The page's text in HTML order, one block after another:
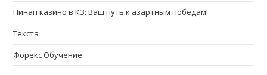
Пинап казино в КЗ: Ваш путь к азартным победам!
Текста
Форекс Обучение